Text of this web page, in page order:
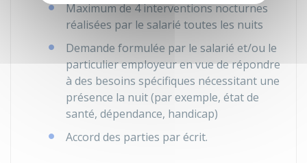
Maximum de 4 interventions nocturnes
réalisées par le salarié toutes les nuits
Demande formulée par le salarié et/ou le
particulier employeur en vue de répondre
à des besoins spécifiques nécessitant une
présence la nuit (par exemple, état de
santé, dépendance, handicap)
Accord des parties par écrit.